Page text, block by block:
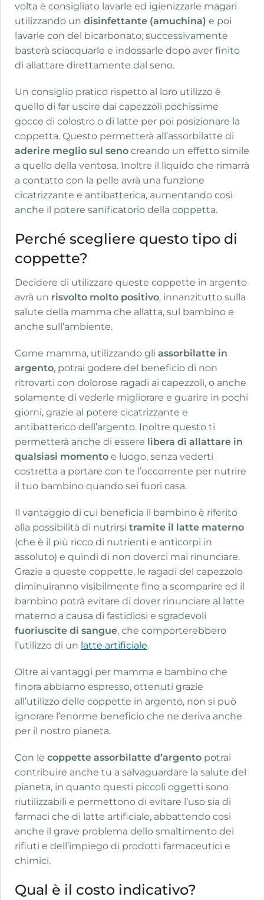
volta è consigliato lavarle ed igienizzarle magari
utilizzando un disinfettante (amuchina) e poi
lavarle con del bicarbonato; successivamente
basterà sciacquarle e indossarle dopo aver finito
di allattare direttamente dal seno.
Un consiglio pratico rispetto al loro utilizzo è
quello di far uscire dai capezzoli pochissime
gocce di colostro o di latte per poi posizionare la
coppetta. Questo permetterà all’assorbilatte di
aderire meglio sul seno creando un effetto simile
a quello della ventosa. Inoltre il liquido che rimarrà
a contatto con la pelle avrà una funzione
cicatrizzante e antibatterica, aumentando così
anche il potere sanificatorio della coppetta.
Perché scegliere questo tipo di
coppette?
Decidere di utilizzare queste coppette in argento
avrà un risvolto molto positivo, innanzitutto sulla
salute della mamma che allatta, sul bambino e
anche sull’ambiente.
Come mamma, utilizzando gli assorbilatte in
argento, potrai godere del beneficio di non
ritrovarti con dolorose ragadi ai capezzoli, o anche
solamente di vederle migliorare e guarire in pochi
giorni, grazie al potere cicatrizzante e
antibatterico dell’argento. Inoltre questo ti
permetterà anche di essere libera di allattare in
qualsiasi momento e luogo, senza vederti
costretta a portare con te l’occorrente per nutrire
il tuo bambino quando sei fuori casa.
Il vantaggio di cui beneficia il bambino è riferito
alla possibilità di nutrirsi tramite il latte materno
(che è il più ricco di nutrienti e anticorpi in
assoluto) e quindi di non doverci mai rinunciare.
Grazie a queste coppette, le ragadi del capezzolo
diminuiranno visibilmente fino a scomparire ed il
bambino potrà evitare di dover rinunciare al latte
materno a causa di fastidiosi e sgradevoli
fuoriuscite di sangue, che comporterebbero
l’utilizzo di un latte artificiale.
Oltre ai vantaggi per mamma e bambino che
finora abbiamo espresso, ottenuti grazie
all’utilizzo delle coppette in argento, non si può
ignorare l’enorme beneficio che ne deriva anche
per il nostro pianeta.
Con le coppette assorbilatte d’argento potrai
contribuire anche tu a salvaguardare la salute del
pianeta, in quanto questi piccoli oggetti sono
riutilizzabili e permettono di evitare l’uso sia di
farmaci che di latte artificiale, abbattendo così
anche il grave problema dello smaltimento dei
rifiuti e dell’impiego di prodotti farmaceutici e
chimici.
Qual è il costo indicativo?